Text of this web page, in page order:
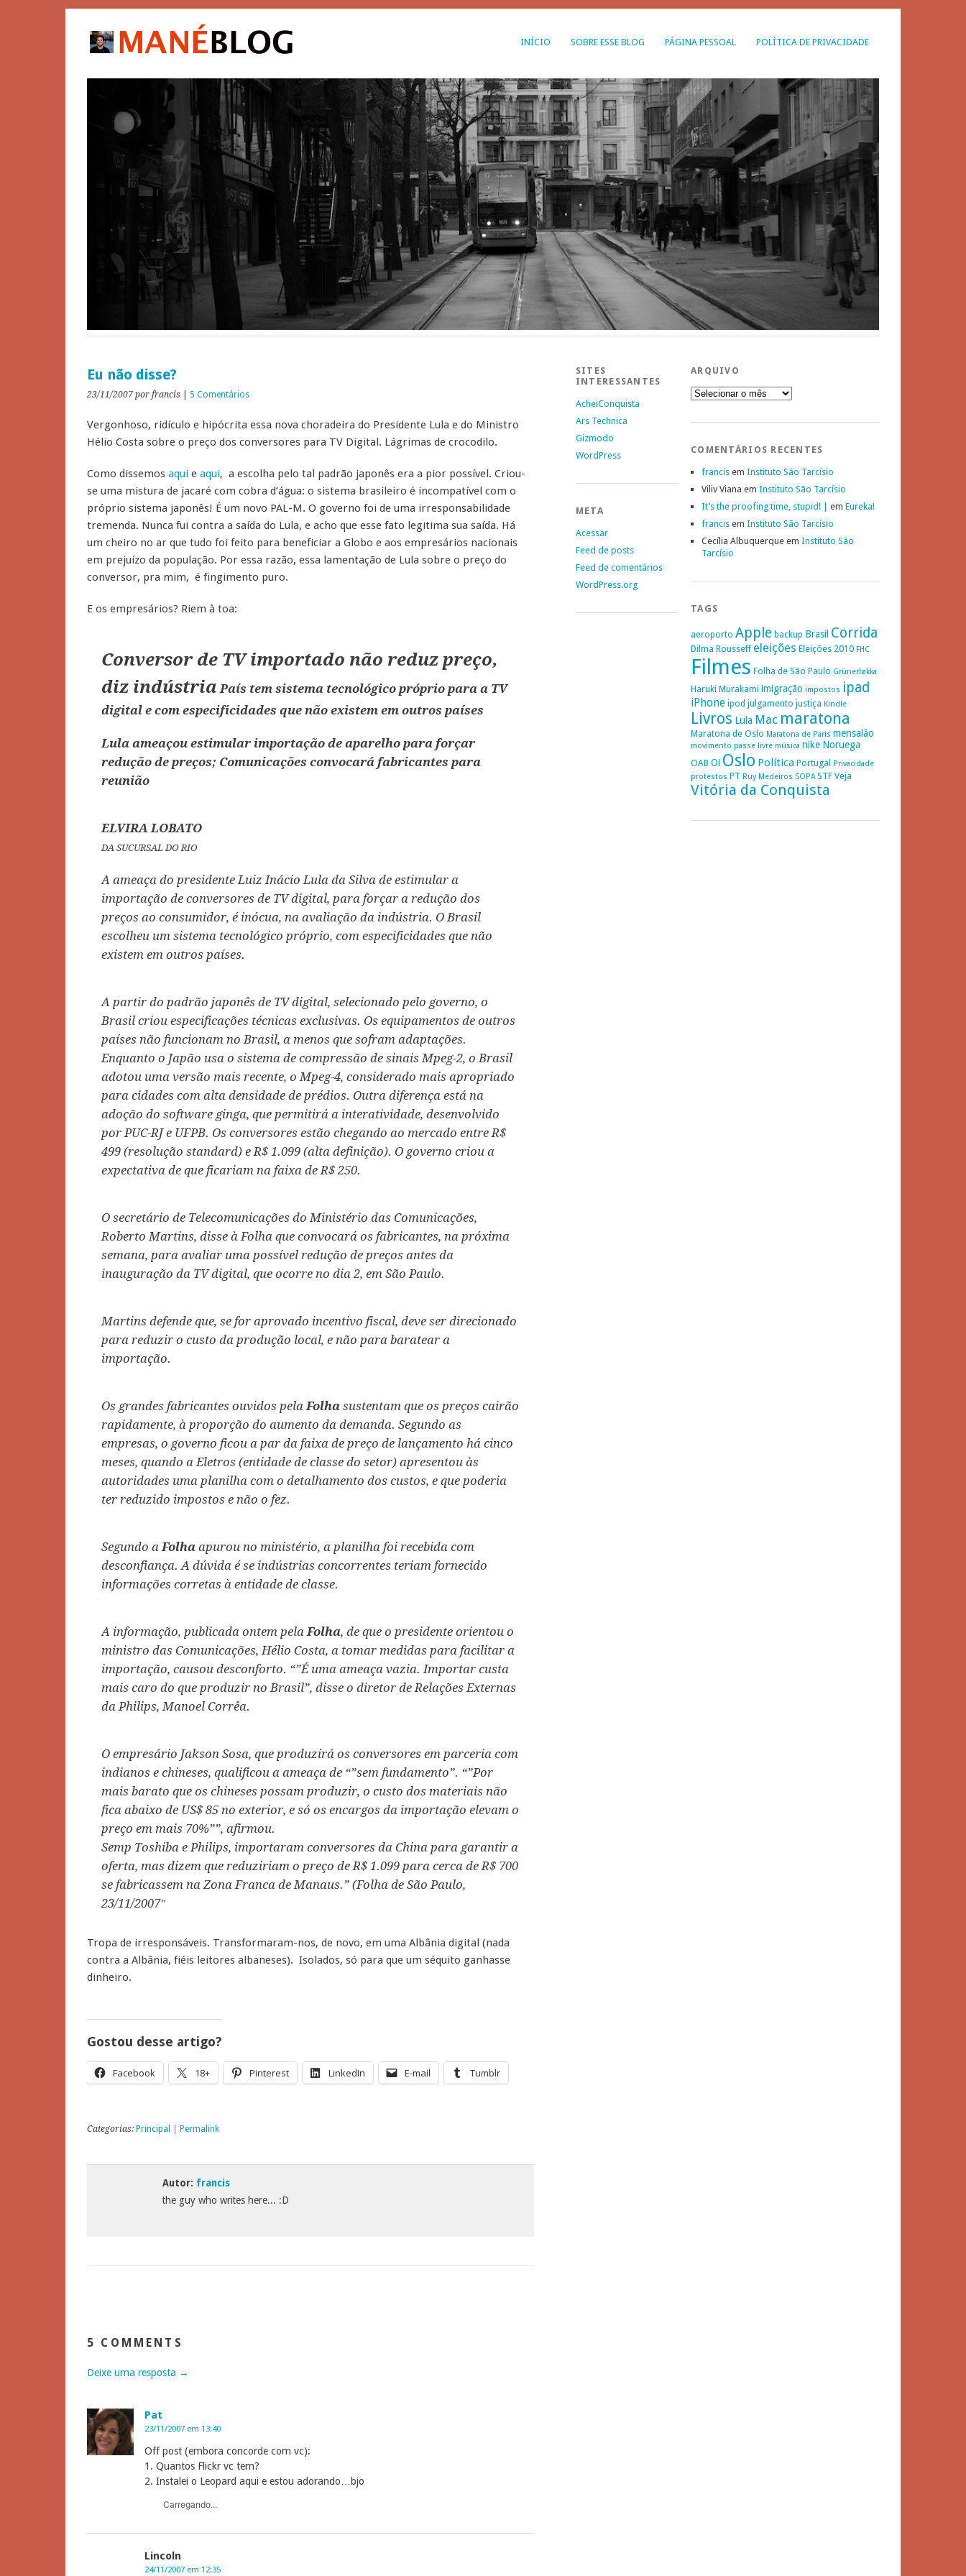
INÍCIO SOBRE ESSE BLOG PÁGINA PESSOAL POLÍTICA DE PRIVACIDADE
Eu não disse?
23/11/2007 por francis 5 Comentários
Vergonhoso, ridículo e hipócrita essa nova choradeira do Presidente Lula e do Ministro
Hélio Costa sobre o preço dos conversores para TV Digital. Lágrimas de crocodilo.
Como dissemos aqui e aqui, a escolha pelo tal padrão japonês era a pior possível. Criou-
se uma mistura de jacaré com cobra d’água: o sistema brasileiro é incompatível com o
próprio sistema japonês! É um novo PAL-M. O governo foi de uma irresponsabilidade
tremenda. Nunca fui contra a saída do Lula, e acho que esse fato legitima sua saída. Há
um cheiro no ar que tudo foi feito para beneficiar a Globo e aos empresários nacionais
em prejuízo da população. Por essa razão, essa lamentação de Lula sobre o preço do
conversor, pra mim, é fingimento puro.
E os empresários? Riem à toa:
Conversor de TV importado não reduz preço,
diz indústria País tem sistema tecnológico próprio para a TV
digital e com especificidades que não existem em outros países
Lula ameaçou estimular importação de aparelho para forçar
redução de preços; Comunicações convocará fabricantes para
reunião
ELVIRA LOBATO
DA SUCURSAL DO RIO
A ameaça do presidente Luiz Inácio Lula da Silva de estimular a
importação de conversores de TV digital, para forçar a redução dos
preços ao consumidor, é inócua, na avaliação da indústria. O Brasil
escolheu um sistema tecnológico próprio, com especificidades que não
existem em outros países.
A partir do padrão japonês de TV digital, selecionado pelo governo, o
Brasil criou especificações técnicas exclusivas. Os equipamentos de outros
países não funcionam no Brasil, a menos que sofram adaptações.
Enquanto o Japão usa o sistema de compressão de sinais Mpeg-2, o Brasil
adotou uma versão mais recente, o Mpeg-4, considerado mais apropriado
para cidades com alta densidade de prédios. Outra diferença está na
adoção do software ginga, que permitirá a interatividade, desenvolvido
por PUC-RJ e UFPB. Os conversores estão chegando ao mercado entre R$
499 (resolução standard) e R$ 1.099 (alta definição). O governo criou a
expectativa de que ficariam na faixa de R$ 250.
O secretário de Telecomunicações do Ministério das Comunicações,
Roberto Martins, disse à Folha que convocará os fabricantes, na próxima
semana, para avaliar uma possível redução de preços antes da
inauguração da TV digital, que ocorre no dia 2, em São Paulo.
Martins defende que, se for aprovado incentivo fiscal, deve ser direcionado
para reduzir o custo da produção local, e não para baratear a
importação.
Os grandes fabricantes ouvidos pelaFolha sustentam que os preços cairão
rapidamente, à proporção do aumento da demanda. Segundo as
empresas, o governo ficou a par da faixa de preço de lançamento há cinco
meses, quando a Eletros (entidade de classe do setor) apresentou às
autoridades uma planilha com o detalhamento dos custos, e que poderia
ter reduzido impostos e não o fez.
Segundo aFolha apurou no ministério, a planilha foi recebida com
desconfiança. A dúvida é se indústrias concorrentes teriam fornecido
informações corretas à entidade de classe.
A informação, publicada ontem pelaFolha, de que o presidente orientou o
ministro das Comunicações, Hélio Costa, a tomar medidas para facilitar a
importação, causou desconforto. “”É uma ameaça vazia. Importar custa
mais caro do que produzir no Brasil”, disse o diretor de Relações Externas
da Philips, Manoel Corrêa.
O empresário Jakson Sosa, que produzirá os conversores em parceria com
indianos e chineses, qualificou a ameaça de “”sem fundamento”. “”Por
mais barato que os chineses possam produzir, o custo dos materiais não
fica abaixo de US$ 85 no exterior, e só os encargos da importação elevam o
preço em mais 70%””, afirmou.
Semp Toshiba e Philips, importaram conversores da China para garantir a
oferta, mas dizem que reduziriam o preço de R$ 1.099 para cerca de R$ 700
se fabricassem na Zona Franca de Manaus.” (Folha de São Paulo,
23/11/2007″
Tropa de irresponsáveis. Transformaram-nos, de novo, em uma Albânia digital (nada
contra a Albânia, fiéis leitores albaneses). Isolados, só para que um séquito ganhasse
dinheiro.
Gostou desse artigo?
Facebook 18+ Pinterest LinkedIn E-mail Tumblr
Categorias: Principal Permalink
Autor: francis
the guy who writes here... :D
5 COMMENTS
Deixe uma resposta →
Pat
23/11/2007 em 13:40
Off post (embora concorde com vc):
1. Quantos Flickr vc tem?
2. Instalei o Leopard aqui e estou adorando…bjo
Carregando...
Lincoln
24/11/2007 em 12:35
SITES
INTERESSANTES
AcheiConquista
Ars Technica
Gizmodo
WordPress
META
Acessar
Feed de posts
Feed de comentários
WordPress.org
ARQUIVO
Arquivo
COMENTÁRIOS RECENTES
francis em Instituto São Tarcísio
Viliv Viana em Instituto São Tarcísio
It’s the proofing time, stupid! |
em Eureka!
francis em Instituto São Tarcísio
Cecília Albuquerque em Instituto São
Tarcísio
TAGS
aeroporto Apple backup Brasil Corrida
Dilma Rousseff eleições Eleições 2010 FHC
Filmes Folha de São Paulo Grünerløkka
Haruki Murakami imigração impostos ipad
iPhone ipod julgamento justiça Kindle
Livros Lula Mac maratona
Maratona de Oslo Maratona de Paris mensalão
movimento passe livre música nike Noruega
OAB Oi Oslo Política Portugal
Privacidade
protestos PT Ruy Medeiros SOPA STF Veja
Vitória da Conquista